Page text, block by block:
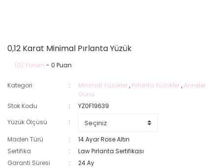
0,12 Karat Minimal Pırlanta Yüzük
(0) Yorum - 0 Puan
Kategori Minimal Yüzükler, Pırlanta Yüzükler,Anneler
Günü
Stok Kodu
YZ0F19639
Yüzük Ölçüsü
Maden Türü
14 Ayar Rose Altın
Sertifika
Law Pırlanta Sertifikası
Garanti Süresi
24 Ay